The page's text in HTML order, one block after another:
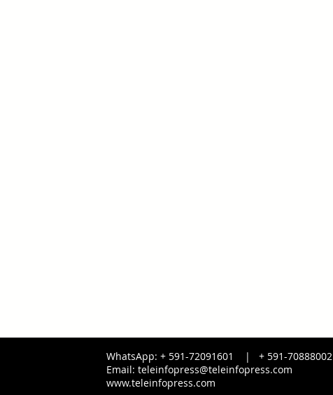
WhatsApp: + 591-72091601 | + 591-70888002
Email: teleinfopress@teleinfopress.com
www.teleinfopress.com